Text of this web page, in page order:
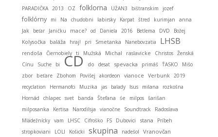
PARADIČKA 2013 OZ folklorna UŽAN3 bištranskim jozef
folklórny mi Na chudobni labirsky Karpat štred kurimjan
anna
Jak
beťar Janičku mace? od Daniela 2016 Betlema DVD
Božej
Kolysočka
baláža hraj! pri Smetanka Nanebovzatia LHSB
rendoša Čiernobiely ti Mužská Michal raslavicke Christos Ženská
Cínu
Suche bi CD do desat spevacka primáš ŤASKO
Mišo
zbor
beťare Zbohom Povišej akordeon vianoce Verbunk 2019
recyclation
Hermanofci Muzika jas balady Isus milana
rozkošna
Hornád
chlapec svet banda Štefana śe milpos šarišan
milposanka
Kertisa Narodilsja vianočne Soundtrack
Radoslava
Mládežnícky vam LHSC Cifroško FS Dubovici stana
Príbeh
stropkoviani
LOLI Košicki skupina nadešol Vranovčan